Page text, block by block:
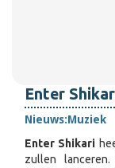
Enter
Nieuws:Muziek
Enter Shikari
zullen